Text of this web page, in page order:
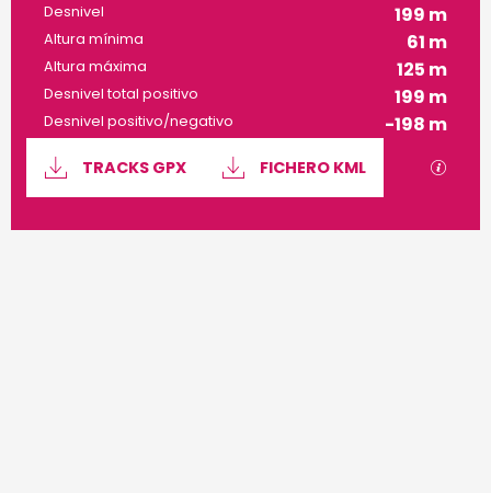
Desnivel 199 m
Altura mínima 61 m
Altura máxima 125 m
Desnivel total positivo 199 m
Desnivel positivo/negativo -198 m
Documentación
TRACKS GPX FICHERO KML Los